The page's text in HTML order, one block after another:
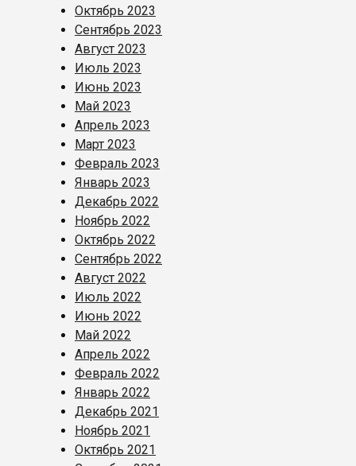
Октябрь 2023
Сентябрь 2023
Август 2023
Июль 2023
Июнь 2023
Май 2023
Апрель 2023
Март 2023
Февраль 2023
Январь 2023
Декабрь 2022
Ноябрь 2022
Октябрь 2022
Сентябрь 2022
Август 2022
Июль 2022
Июнь 2022
Май 2022
Апрель 2022
Февраль 2022
Январь 2022
Декабрь 2021
Ноябрь 2021
Октябрь 2021